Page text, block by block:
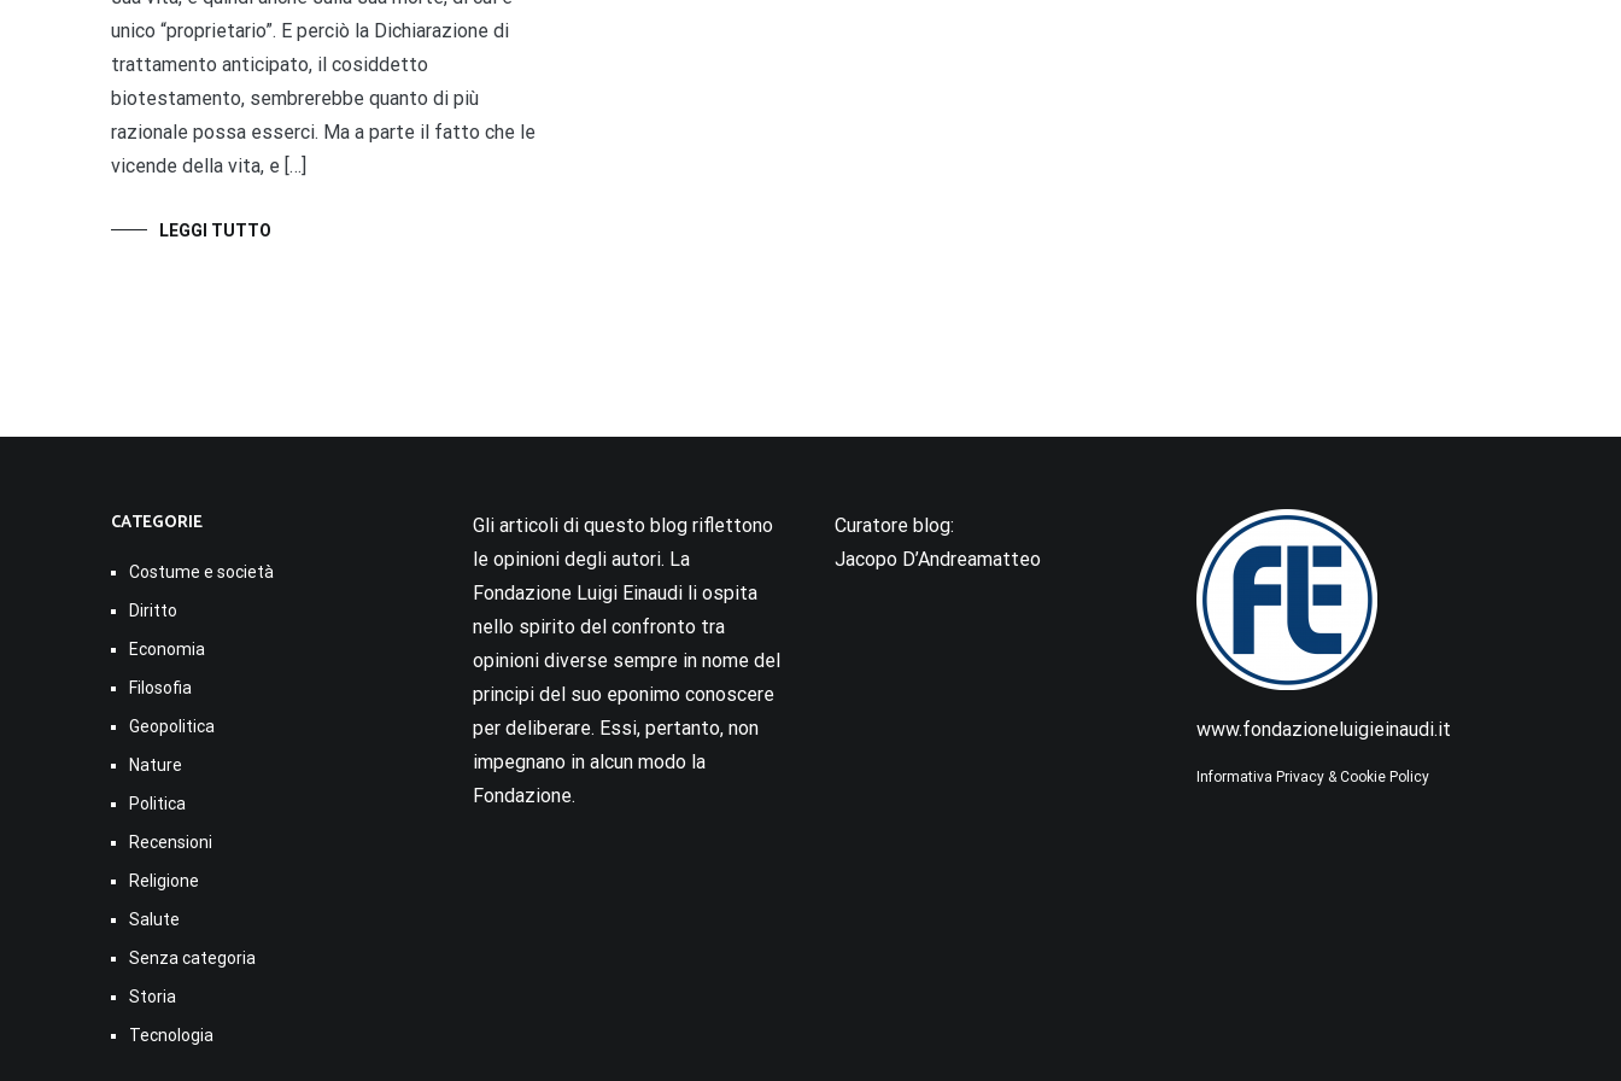
unico “proprietario”. E perciò la Dichiarazione di
trattamento anticipato, il cosiddetto
biotestamento, sembrerebbe quanto di più
razionale possa esserci. Ma a parte il fatto che le
vicende della vita, e […]
LEGGI TUTTO
CATEGORIE
Costume e società
Diritto
Economia
Filosofia
Geopolitica
Nature
Politica
Recensioni
Religione
Salute
Senza categoria
Storia
Tecnologia
Gli articoli di questo blog riflettono
le opinioni degli autori. La
Fondazione Luigi Einaudi li ospita
nello spirito del confronto tra
opinioni diverse sempre in nome del
principi del suo eponimo conoscere
per deliberare. Essi, pertanto, non
impegnano in alcun modo la
Fondazione.
Curatore blog:
Jacopo D’Andreamatteo
www.fondazioneluigieinaudi.it
Informativa Privacy & Cookie Policy